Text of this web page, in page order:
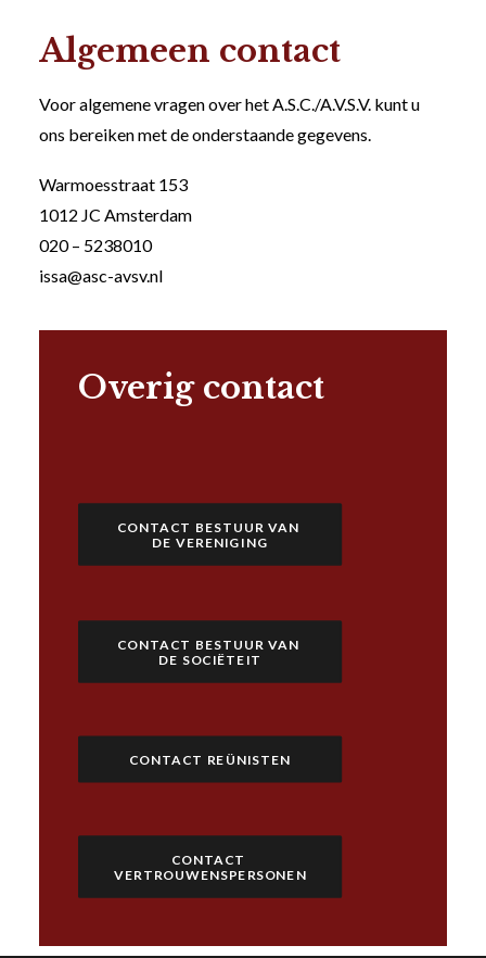
Algemeen contact
Voor algemene vragen over het A.S.C./A.V.S.V. kunt u
ons bereiken met de onderstaande gegevens.
Warmoesstraat 153
1012 JC Amsterdam
020 – 5238010
issa@asc-avsv.nl
Overig contact
CONTACT BESTUUR VAN
DE VERENIGING
CONTACT BESTUUR VAN
DE SOCIËTEIT
CONTACT REÜNISTEN
CONTACT
VERTROUWENSPERSONEN